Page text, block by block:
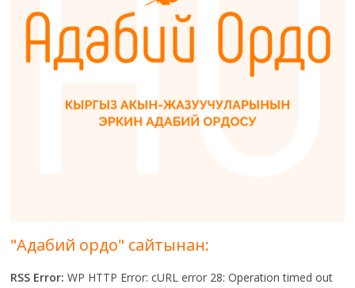
"Адабий ордо" сайтынан:
RSS Error: WP HTTP Error: cURL error 28: Operation timed out